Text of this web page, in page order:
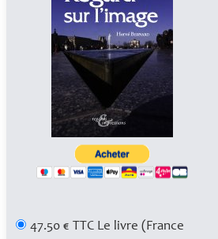
47.50 € TTC Le livre (France